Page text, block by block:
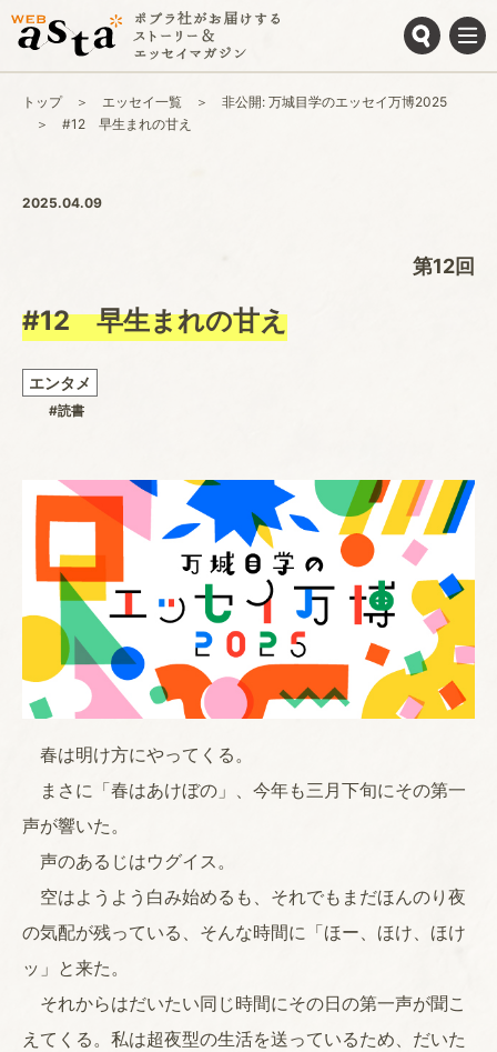
トップ エッセイ一覧
非公開: 万城目学のエッセイ万博2025
#12 早生まれの甘え
2025.04.09
第12回
#12 早生まれの甘え
エンタメ
#読書
春は明け方にやってくる。
まさに「春はあけぼの」、今年も三月下旬にその第一
声が響いた。
声のあるじはウグイス。
空はようよう白み始めるも、それでもまだほんのり夜
の気配が残っている、そんな時間に「ほー、ほけ、ほけ
ッ」と来た。
それからはだいたい同じ時間にその日の第一声が聞こ
えてくる。私は超夜型の生活を送っているため、だいた